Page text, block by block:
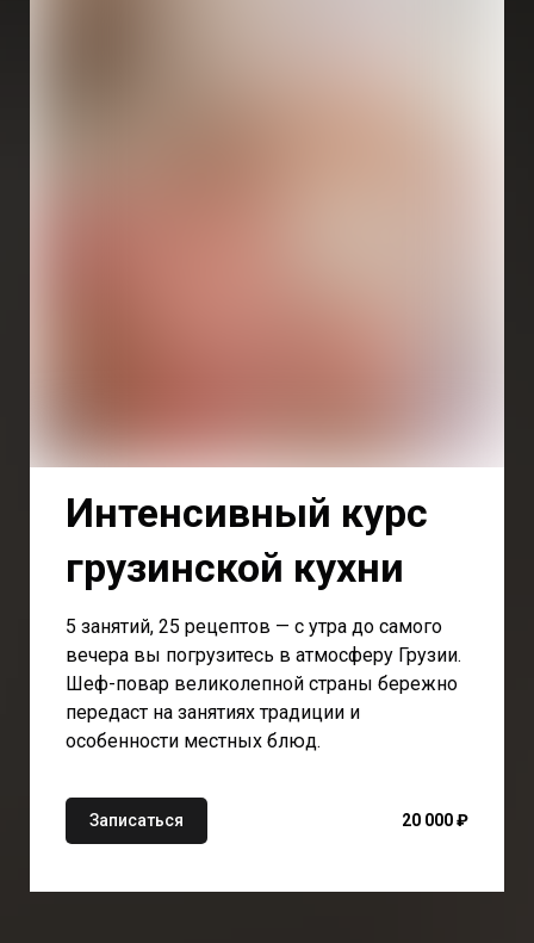
Интенсивный курс
грузинской кухни
5 занятий, 25 рецептов — с утра до самого
вечера вы погрузитесь в атмосферу Грузии.
Шеф-повар великолепной страны бережно
передаст на занятиях традиции и
особенности местных блюд.
Записаться 20 000 ₽